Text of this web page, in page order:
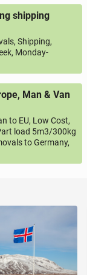
shipping
Shipping,
Monday-
Man & Van
to EU, Low Cost,
load 5m3/300kg
to Germany,